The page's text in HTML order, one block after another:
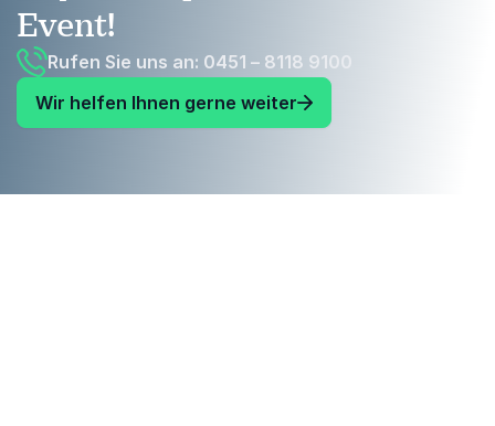
Event!
Rufen Sie uns an: 0451 – 8118 9100
Wir helfen Ihnen gerne weiter